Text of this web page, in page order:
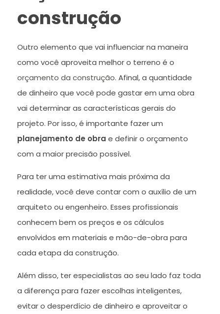
construção
Outro elemento que vai influenciar na maneira
como você aproveita melhor o terreno é o
orçamento da construção. Afinal, a quantidade
de dinheiro que você pode gastar em uma obra
vai determinar as características gerais do
projeto. Por isso, é importante fazer um
planejamento de obra e definir o orçamento
com a maior precisão possível.
Para ter uma estimativa mais próxima da
realidade, você deve contar com o auxílio de um
arquiteto ou engenheiro. Esses profissionais
conhecem bem os preços e os cálculos
envolvidos em materiais e mão-de-obra para
cada etapa da construção.
Além disso, ter especialistas ao seu lado faz toda
a diferença para fazer escolhas inteligentes,
evitar o desperdício de dinheiro e aproveitar o